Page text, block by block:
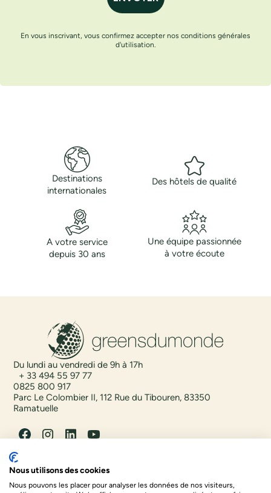
En vous inscrivant, vous confirmez accepter nos conditions générales
d'utilisation.
Destinations
internationales
Des hôtels de qualité
A votre service
depuis 30 ans
Une équipe passionnée
à votre écoute
Du lundi au vendredi de 9h à 17h
+ 33 494 55 97 77
0825 800 917
Parc Le Colombier II, 112 Rue du Tibouren, 83350
Ramatuelle
Destinations
Nous utilisons des cookies
Nous pouvons les placer pour analyser les données de nos visiteurs,